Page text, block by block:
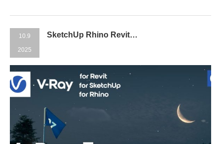
10.9
2025
SketchUp Rhino Revit…